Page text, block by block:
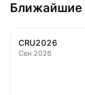
Ближайшие
CRU2026
Сен 2026